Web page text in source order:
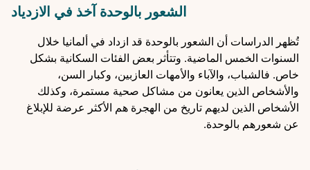
الشعور بالوحدة آخذ في الازدياد
تُظهر الدراسات أن الشعور بالوحدة قد ازداد في ألمانيا خلال
السنوات الخمس الماضية. وتتأثر بعض الفئات السكانية بشكل
خاص. فالشباب، والآباء والأمهات العازبين، وكبار السن،
والأشخاص الذين يعانون من مشاكل صحية مستمرة، وكذلك
الأشخاص الذين لديهم تاريخ من الهجرة هم الأكثر عرضة للإبلاغ
عن شعورهم بالوحدة.